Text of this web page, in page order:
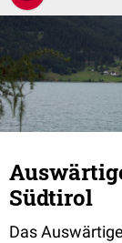
Südtirol
Das